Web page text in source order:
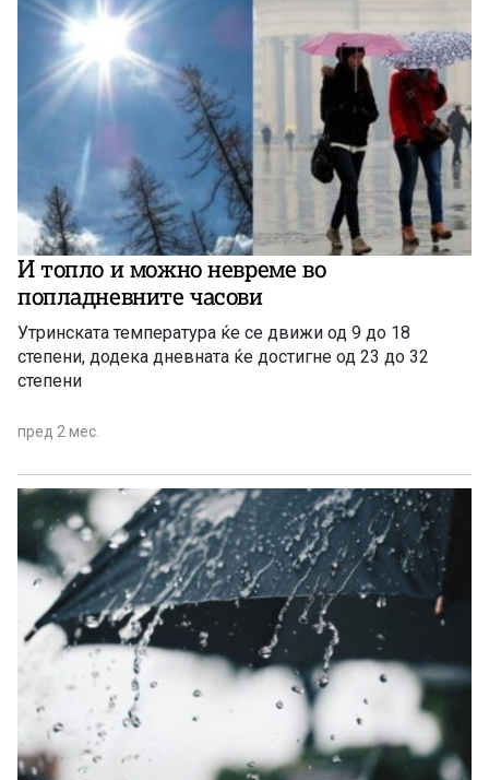
И топло и можно невреме во
попладневните часови
Утринската температура ќе се движи од 9 до 18
степени, додека дневната ќе достигне од 23 до 32
степени
пред 2 мес.